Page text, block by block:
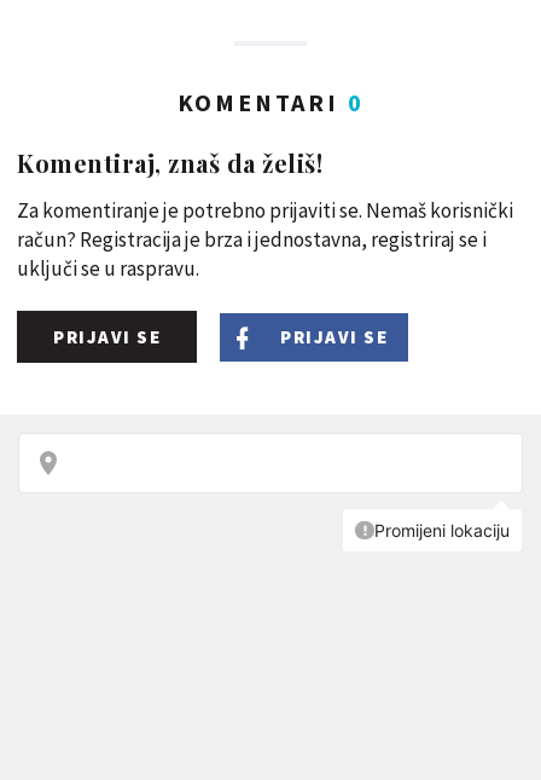
KOMENTARI 0
Komentiraj, znaš da želiš!
Za komentiranje je potrebno prijaviti se. Nemaš korisnički
račun? Registracija je brza i jednostavna, registriraj se i
uključi se u raspravu.
PRIJAVI SE PRIJAVI SE